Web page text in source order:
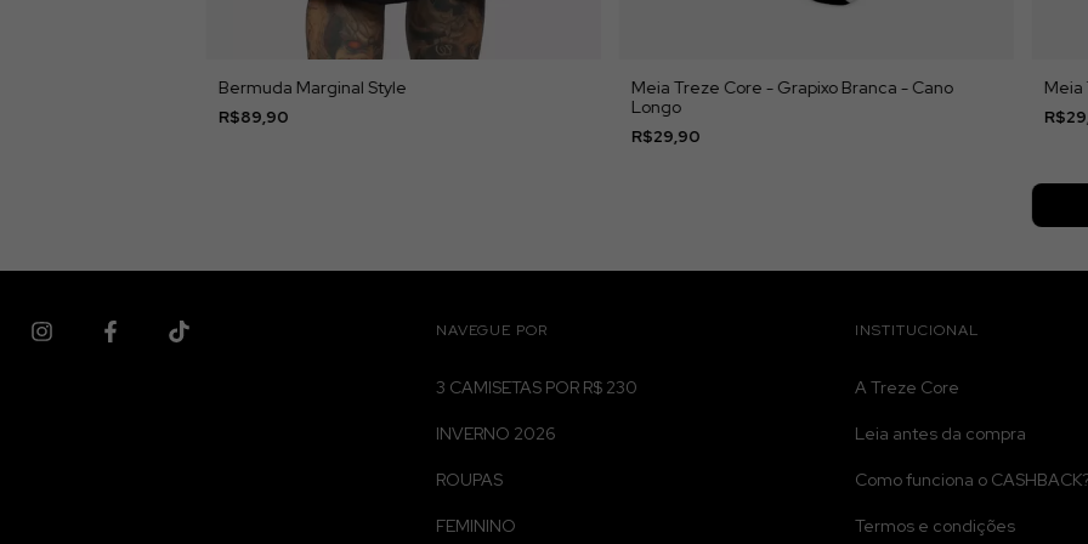
Bermuda Marginal Style
R$89,90
Meia Treze Core - Grapixo Branca - Cano
Longo
R$29,90
Meia
NAVEGUE POR
3 CAMISETAS POR R$ 230
INVERNO 2026
ROUPAS
FEMININO
INSTITUCIONAL
A Treze Core
Leia antes da compra
Como funciona o
Termos e condições